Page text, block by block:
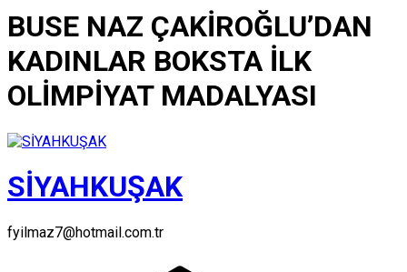
BUSE NAZ ÇAKİROĞLU’DAN
KADINLAR BOKSTA İLK
OLİMPİYAT MADALYASI
SİYAHKUŞAK
fyilmaz7@hotmail.com.tr